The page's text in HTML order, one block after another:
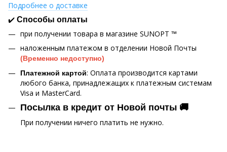
Подробнее о доставке
✔️ Способы оплаты
при получении товара в магазине SUNOPT ™
наложенным платежом в отделении Новой Почты
(Временно недоступно)
Платежной картой: Оплата производится картами
любого банка, принадлежащих к платежным системам
Visa и MasterCard.
Посылка в кредит от Новой почты 🚚
При получении ничего платить не нужно.